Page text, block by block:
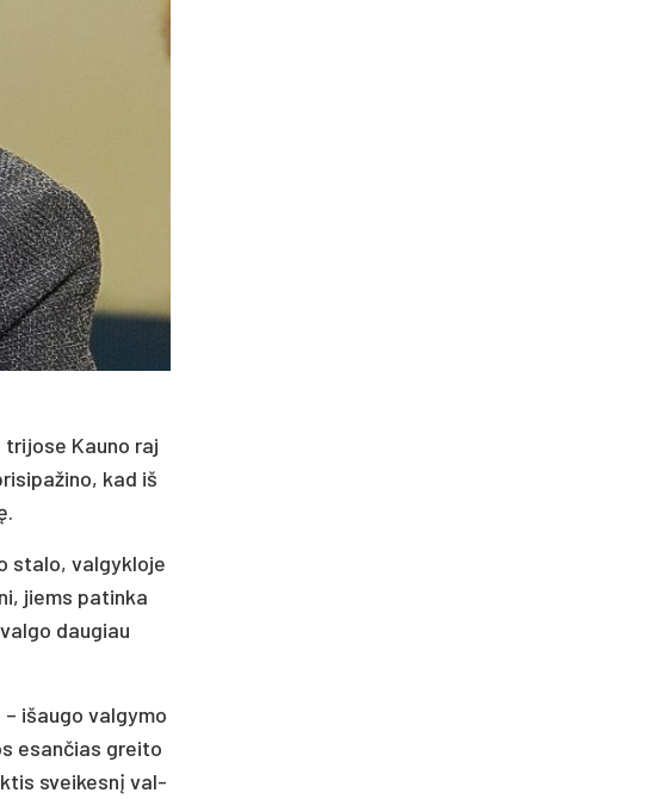
Kau­no ra­j
kad iš
sta­lo, val­gyk­lo­je
jiems pa­tin­ka
dau­giau
išau­go val­gy­mo
esan­čias grei­to
svei­kesnį val­